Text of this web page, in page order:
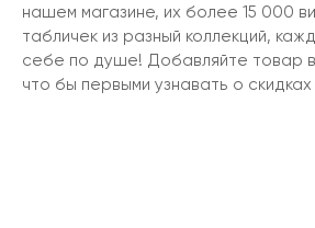
нашем магазине, их более 15 000
табличек из разный коллекций,
себе по душе! Добавляйте товар
что бы первыми узнавать о скидках